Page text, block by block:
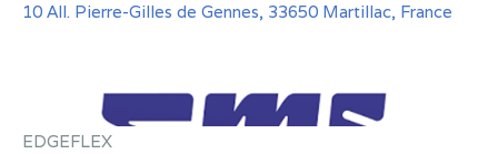
10 All. Pierre-Gilles de Gennes, 33650 Martillac, France
EDGEFLEX